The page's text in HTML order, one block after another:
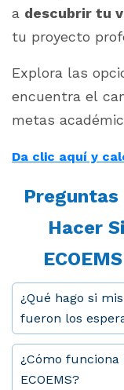
a descubrir tu
tu proyecto
Explora las
encuentra el
metas
Da clic aquí y
Preguntas
Hacer
¿Qué hago si
fueron los
¿Cómo funciona
ECOEMS?